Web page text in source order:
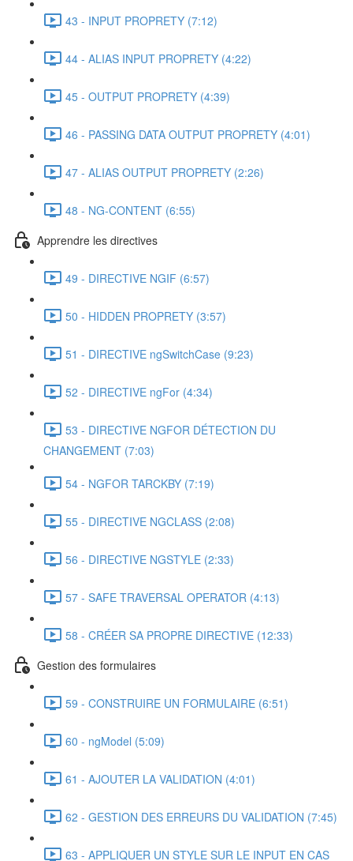
43 - INPUT PROPRETY (7:12)
44 - ALIAS INPUT PROPRETY (4:22)
45 - OUTPUT PROPRETY (4:39)
46 - PASSING DATA OUTPUT PROPRETY (4:01)
47 - ALIAS OUTPUT PROPRETY (2:26)
48 - NG-CONTENT (6:55)
Apprendre les directives
49 - DIRECTIVE NGIF (6:57)
50 - HIDDEN PROPRETY (3:57)
51 - DIRECTIVE ngSwitchCase (9:23)
52 - DIRECTIVE ngFor (4:34)
53 - DIRECTIVE NGFOR DÉTECTION DU
CHANGEMENT (7:03)
54 - NGFOR TARCKBY (7:19)
55 - DIRECTIVE NGCLASS (2:08)
56 - DIRECTIVE NGSTYLE (2:33)
57 - SAFE TRAVERSAL OPERATOR (4:13)
58 - CRÉER SA PROPRE DIRECTIVE (12:33)
Gestion des formulaires
59 - CONSTRUIRE UN FORMULAIRE (6:51)
60 - ngModel (5:09)
61 - AJOUTER LA VALIDATION (4:01)
62 - GESTION DES ERREURS DU VALIDATION (7:45)
63 - APPLIQUER UN STYLE SUR LE INPUT EN CAS